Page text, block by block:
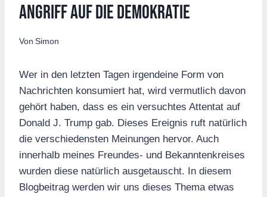
Angriff auf die Demokratie
Von Simon
Wer in den letzten Tagen irgendeine Form von
Nachrichten konsumiert hat, wird vermutlich davon
gehört haben, dass es ein versuchtes Attentat auf
Donald J. Trump gab. Dieses Ereignis ruft natürlich
die verschiedensten Meinungen hervor. Auch
innerhalb meines Freundes- und Bekanntenkreises
wurden diese natürlich ausgetauscht. In diesem
Blogbeitrag werden wir uns dieses Thema etwas